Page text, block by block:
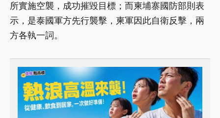
所實施空襲，成功摧毀目標；而柬埔寨國防部則表
示，是泰國軍方先行襲擊，柬軍因此自衛反擊，兩
方各執一詞。